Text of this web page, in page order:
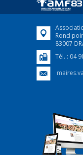
Rond
83007
Tél. : 04